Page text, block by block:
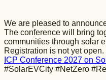
We are pleased to
The conference will bring
communities through solar
Registration is not yet
ICP Conference 2027 on
#SolarEVCity #NetZero